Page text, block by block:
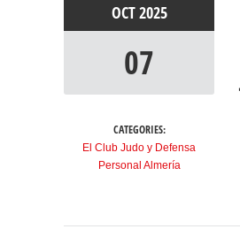
OCT2025
07
CATEGORIES:
El Club Judo y Defensa
Personal Almería